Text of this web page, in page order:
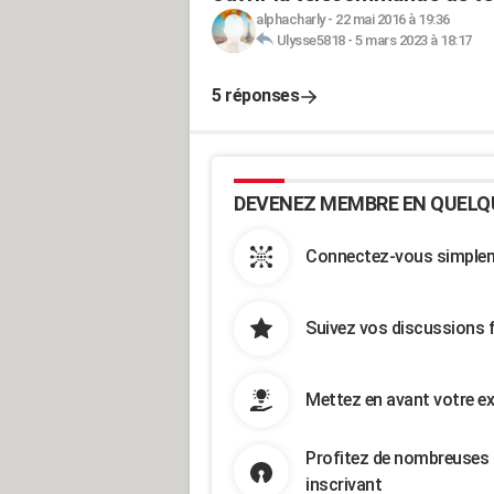
alphacharly- 22 mai 2016 à 19:36
Ulysse5818- 5 mars 2023 à 18:17
5 réponses
DEVENEZ MEMBRE EN
Connectez-vous
Suivez vos discussions
Mettez en avant votre
Profitez de
inscrivant